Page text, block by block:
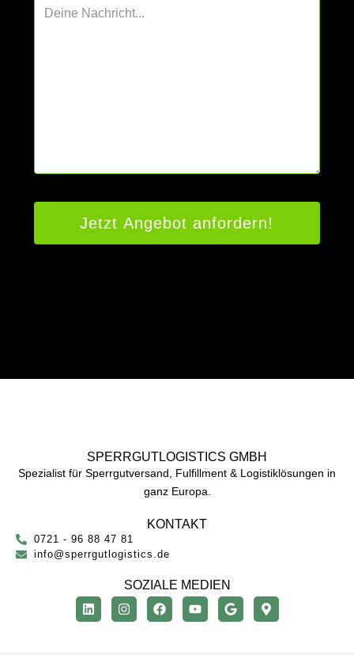
SPERRGUTLOGISTICS GMBH
Spezialist für Sperrgutversand, Fulfillment & Logistiklösungen in
ganz Europa.
KONTAKT
0721 - 96 88 47 81
info@sperrgutlogistics.de
SOZIALE MEDIEN